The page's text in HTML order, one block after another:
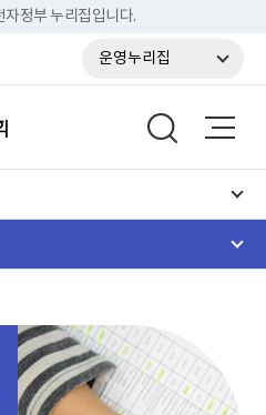
자정부 누리집입니다.
운영누리집